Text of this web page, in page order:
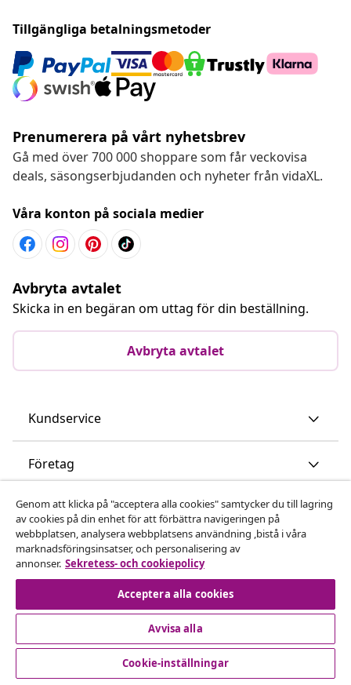
Tillgängliga betalningsmetoder
Prenumerera på vårt nyhetsbrev
Gå med över 700 000 shoppare som får veckovisa
deals, säsongserbjudanden och nyheter från vidaXL.
Våra konton på sociala medier
Avbryta avtalet
Skicka in en begäran om uttag för din beställning.
Avbryta avtalet
Kundservice
Företag
vidaXL
Upptäck mer
© 2008-2026 vidaXL www.vidaxl.se är en webbshop från
Genom att klicka på "acceptera alla cookies" samtycker du till lagring
av cookies på din enhet för att förbättra navigeringen på
webbplatsen, analysera webbplatsens användning ,bistå i våra
marknadsföringsinsatser, och personalisering av
annonser. Sekretess- och cookiepolicy
Acceptera alla cookies
Avvisa alla
Cookie-inställningar